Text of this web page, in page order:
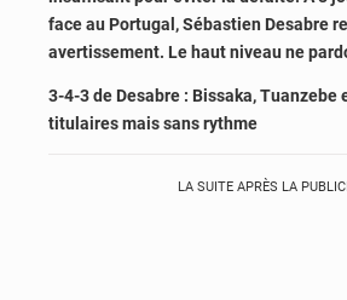
face au Portugal, Sébastien Desabre
avertissement. Le haut niveau ne
3-4-3 de Desabre : Bissaka, Tuanzebe
titulaires mais sans rythme
LA SUITE APRÈS LA